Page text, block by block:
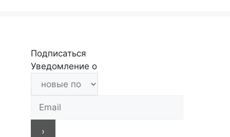
Подписаться
Уведомление о